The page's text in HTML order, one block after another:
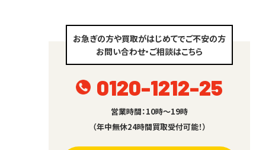
お急ぎの方や買取がはじめてでご不安の方
お問い合わせ・ご相談はこちら
0120-1212-25
営業時間：10時～19時
（年中無休24時間買取受付可能！）